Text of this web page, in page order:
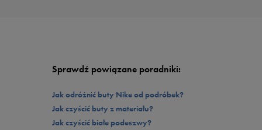
Sprawdź powiązane poradniki:
Jak odróżnić buty Nike od podróbek?
Jak czyścić buty z materiału?
Jak czyścić białe podeszwy?